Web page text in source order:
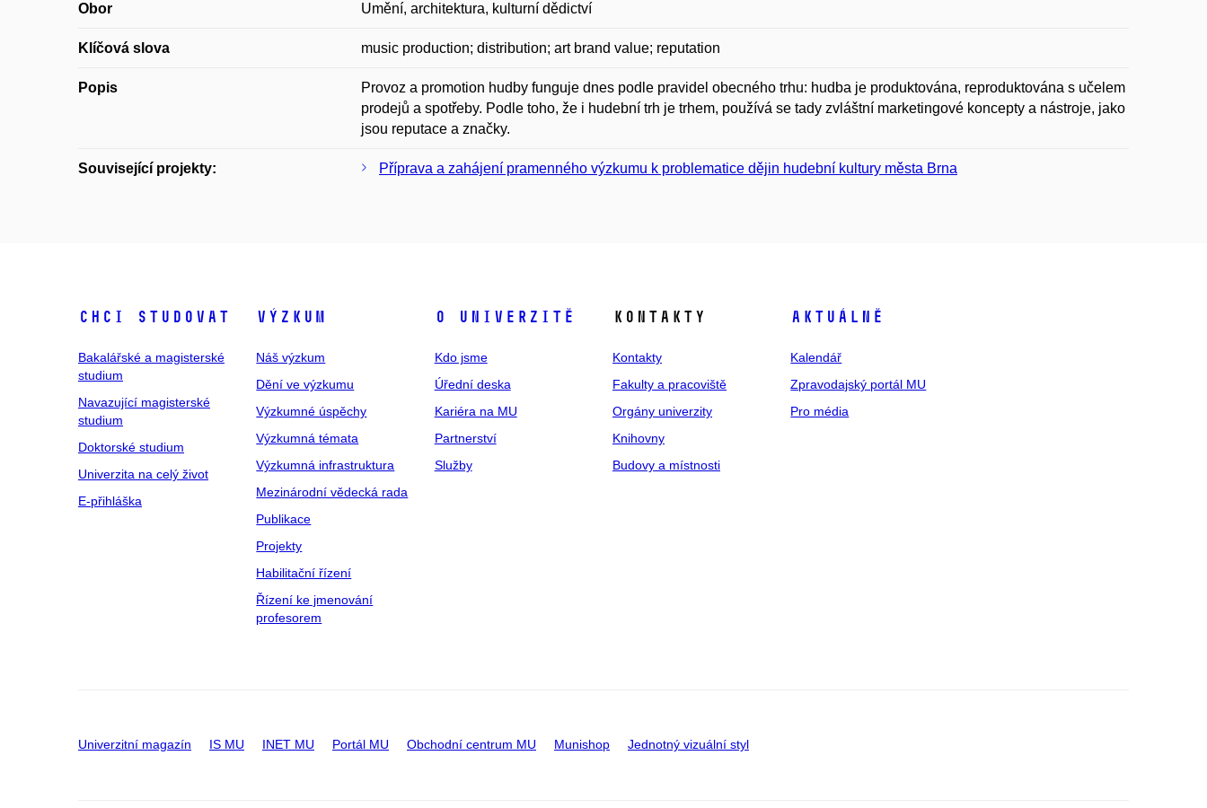
Obor Umění, architektura, kulturní dědictví
Klíčová slova music production; distribution; art brand value; reputation
Popis
Provoz a promotion hudby funguje dnes podle pravidel obecného trhu: hudba je produktována, reproduktována s učelem
prodejů a spotřeby. Podle toho, že i hudební trh je trhem, používá se tady zvláštní marketingové koncepty a nástroje, jako
jsou reputace a značky.
Související projekty: Příprava a zahájení pramenného výzkumu k problematice dějin hudební kultury města Brna
Chci studovat
Bakalářské a magisterské
studium
Navazující magisterské
studium
Doktorské studium
Univerzita na celý život
E-přihláška
Výzkum
Náš výzkum
Dění ve výzkumu
Výzkumné úspěchy
Výzkumná témata
Výzkumná infrastruktura
Mezinárodní vědecká rada
Publikace
Projekty
Habilitační řízení
Řízení ke jmenování
profesorem
O univerzitě
Kdo jsme
Úřední deska
Kariéra na MU
Partnerství
Služby
Kontakty
Kontakty
Fakulty a pracoviště
Orgány univerzity
Knihovny
Budovy a místnosti
Aktuálně
Kalendář
Zpravodajský portál MU
Pro média
Univerzitní magazín IS MU INET MU Portál MU Obchodní centrum MU Munishop Jednotný vizuální styl